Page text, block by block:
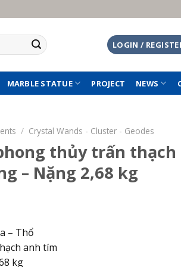
LOGIN /
MARBLE STATUE PROJECT NEWS
/ Crystal Wands - Cluster - Geodes
thủy trấn thạch
– Nặng 2,68 kg
– Thổ
anh tím
kg